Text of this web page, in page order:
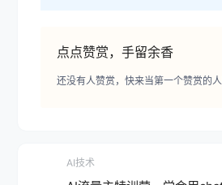
点点赞赏，手留余香
还没有人赞赏，快来当第一个赞赏的人
AI技术